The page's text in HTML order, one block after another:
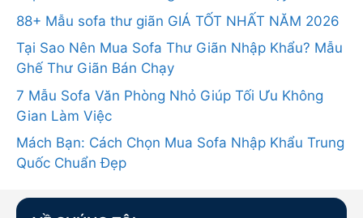
88+ Mẫu sofa thư giãn GIÁ TỐT NHẤT NĂM 2026
Tại Sao Nên Mua Sofa Thư Giãn Nhập Khẩu? Mẫu
Ghế Thư Giãn Bán Chạy
7 Mẫu Sofa Văn Phòng Nhỏ Giúp Tối Ưu Không
Gian Làm Việc
Mách Bạn: Cách Chọn Mua Sofa Nhập Khẩu Trung
Quốc Chuẩn Đẹp